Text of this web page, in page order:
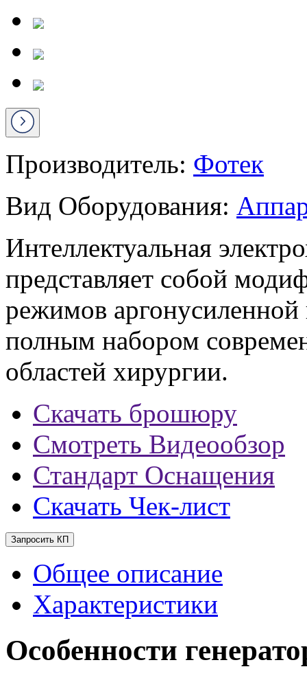
Производитель: Фотек
Вид Оборудования:
Интеллектуальная
представляет собой
режимов
полным набором
областей хирургии.
Скачать брошюру
Смотреть Видеообзор
Стандарт Оснащения
Скачать Чек-лист
Запросить КП
Общее описание
Характеристики
Особенности